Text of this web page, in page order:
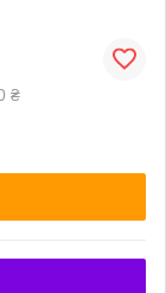
₴